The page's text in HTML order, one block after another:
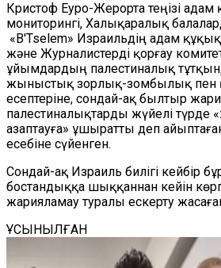
Кристоф Еуро-Жерорта теңізі
мониторингі, Халықаралық
«B'Tselem» Израильдің адам
және Журналистерді қорғау
ұйымдардың палестиналық
жыныстық зорлық-зомбылық пен
есептеріне, сондай-ақ былтыр
палестиналықтарды жүйелі
азаптауға» ұшыратты деп
есебіне сүйенген.
Сондай-ақ Израиль билігі кейбір
бостандыққа шыққаннан кейін
жарияламау туралы ескерту
ҰСЫНЫЛҒАН